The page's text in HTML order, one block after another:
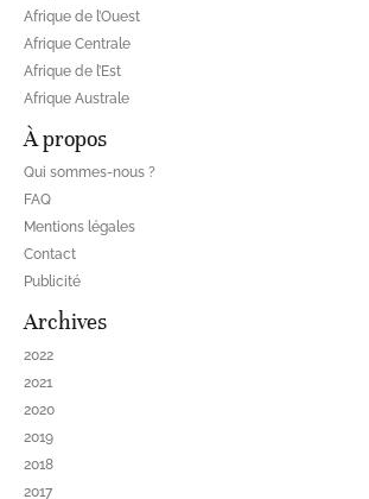
Afrique de l’Ouest
Afrique Centrale
Afrique de l’Est
Afrique Australe
À propos
Qui sommes-nous ?
FAQ
Mentions légales
Contact
Publicité
Archives
2022
2021
2020
2019
2018
2017